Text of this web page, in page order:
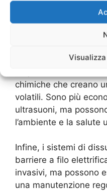
alta frequenza che
spingono a lasciare
invasivi, ma possono
chimiche che creano
volatili. Sono più
ultrasuoni, ma
l’ambiente e la salute
Infine, i sistemi di
barriere a filo
invasivi, ma possono
una manutenzione